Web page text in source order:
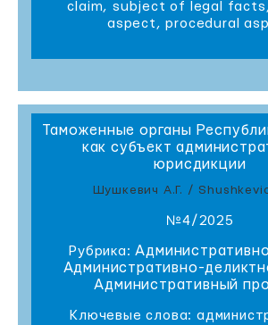
claim, subject of legal
aspect, procedural
Таможенные органы
как субъект
юрисдикции
Шушкевич А.Г. /
№4/2025
Рубрика:
Административно-
Административный
Ключевые слова: